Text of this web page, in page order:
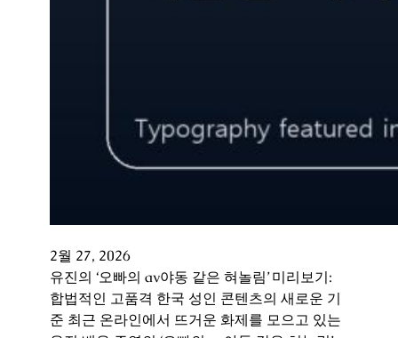
2월 27, 2026
유진의 ‘오빠의 av야동 같은 혀놀림’ 미리보기:
합법적인 고품격 한국 성인 콘텐츠의 새로운 기
준 최근 온라인에서 뜨거운 화제를 모으고 있는